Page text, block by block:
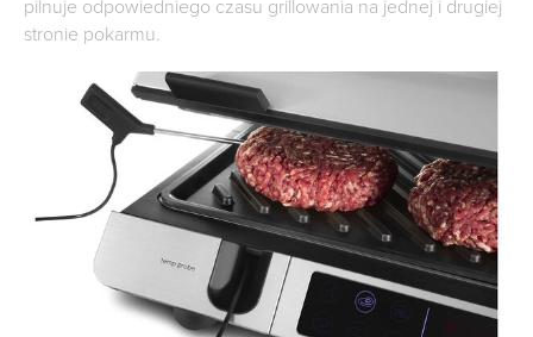
pilnuje odpowiedniego czasu grillowania na jednej i drugiej
stronie pokarmu.